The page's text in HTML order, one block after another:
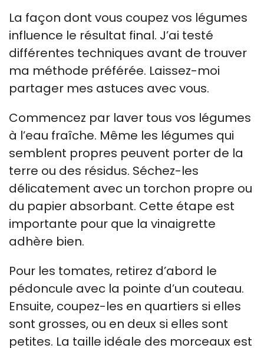
La façon dont vous coupez vos légumes
influence le résultat final. J’ai testé
différentes techniques avant de trouver
ma méthode préférée. Laissez-moi
partager mes astuces avec vous.
Commencez par laver tous vos légumes
à l’eau fraîche. Même les légumes qui
semblent propres peuvent porter de la
terre ou des résidus. Séchez-les
délicatement avec un torchon propre ou
du papier absorbant. Cette étape est
importante pour que la vinaigrette
adhère bien.
Pour les tomates, retirez d’abord le
pédoncule avec la pointe d’un couteau.
Ensuite, coupez-les en quartiers si elles
sont grosses, ou en deux si elles sont
petites. La taille idéale des morceaux est